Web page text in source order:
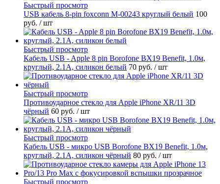
Быстрый просмотр
USB кабель 8-pin foxconn M-00243 круглый белый 100
руб. / шт
Быстрый просмотр
Кабель USB - Apple 8 pin Borofone BX19 Benefit, 1.0м,
круглый, 2.1A, силикон белый 70 руб. / шт
Быстрый просмотр
Противоударное стекло для Apple iPhone XR/11 3D
чёрный 60 руб. / шт
Быстрый просмотр
Кабель USB - микро USB Borofone BX19 Benefit, 1.0м,
круглый, 2.1A, силикон чёрный 80 руб. / шт
Быстрый просмотр